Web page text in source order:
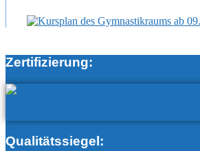
Zertifizierung:
Qualitätssiegel: